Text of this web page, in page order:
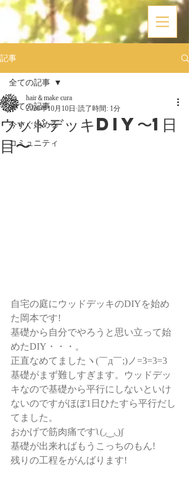
記事
全ての記事
今すぐ始める
コミュニティ
全ての記事
ウッドデッキDIY〜1日
目〜
hair＆make cura
2020年10月10日 読了時間: 1分
自宅の庭にウッドデッキのDIYを始め
た岡本です!
基礎から自分でやろうと思い立って始
めたDIY・・・。
正直なめてましたヽ(￣д￣;)ノ=3=3=3
基礎がまず難しすぎます。ウッドデッ
キなので基礎から平行にしないといけ
ないのですがほぼ1日ひたすら平行だし
てました。
おかげで筋肉痛ですʅ(◞‿◟)ʃ
基礎が出来ればもうこっちのもん!
残りの工程をがんばります!